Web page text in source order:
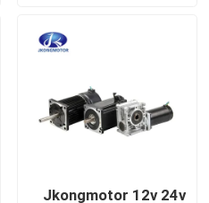
محرك سيرفو متكامل
محرك DC بدون فرشات
Jkongmotor 12v 24v